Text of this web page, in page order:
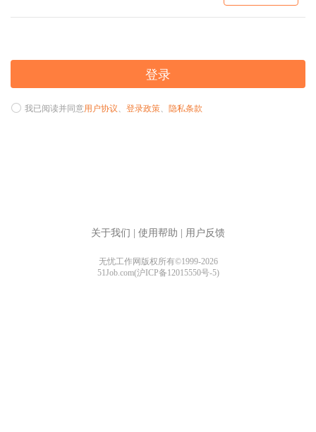
登录
我已阅读并同意用户协议、 登录政策、 隐私条款
关于我们 使用帮助 用户反馈
无忧工作网版权所有©1999-2026
51Job.com(沪ICP备12015550号-5)